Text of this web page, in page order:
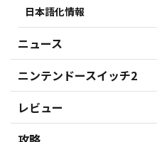
日本語化情報
ニュース
ニンテンドースイッチ2
レビュー